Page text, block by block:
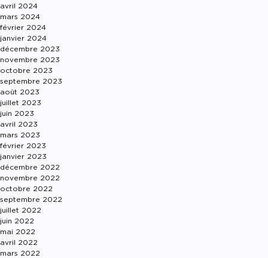
avril 2024
mars 2024
février 2024
janvier 2024
décembre 2023
novembre 2023
octobre 2023
septembre 2023
août 2023
juillet 2023
juin 2023
avril 2023
mars 2023
février 2023
janvier 2023
décembre 2022
novembre 2022
octobre 2022
septembre 2022
juillet 2022
juin 2022
mai 2022
avril 2022
mars 2022